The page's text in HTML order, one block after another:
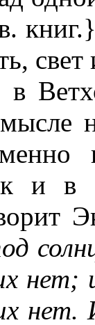
и в
нет;